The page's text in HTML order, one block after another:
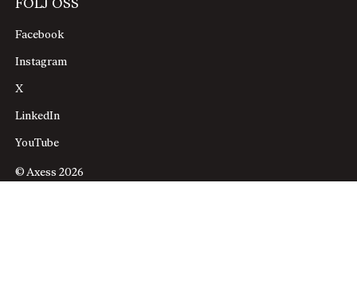
FÖLJ OSS
Facebook
Instagram
X
LinkedIn
YouTube
© Axess 2026